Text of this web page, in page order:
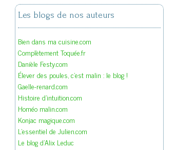
Les blogs de nos auteurs
Bien dans ma cuisine.com
Complètement Toquée.fr
Danièle Festy.com
Élever des poules, c'est malin : le blog !
Gaelle-renard.com
Histoire d'intuition.com
Homéo malin.com
Konjac magique.com
L'essentiel de Julien.com
Le blog d'Alix Leduc